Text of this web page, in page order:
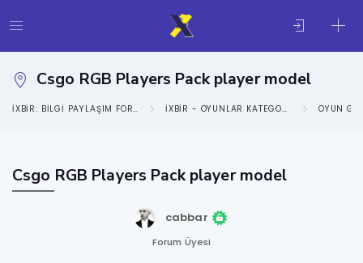
Csgo RGB Players Pack player model
IXBIR: BILGI PAYLAŞIM FORUMU IXBIR - OYUNLAR KATEGORISI OYUN
Csgo RGB Players Pack player model
cabbar
Forum Üyesi